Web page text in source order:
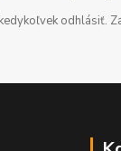
odhlásiť.